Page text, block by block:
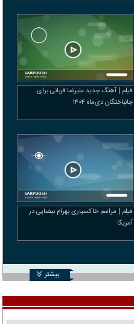
فیلم | آهنگ جدید علیرضا قربانی برای
جانباختگان دی‌ماه ۱۴۰۴
فیلم | مراسم خاکسپاری بهرام بیضایی در
آمریکا
بیشتر